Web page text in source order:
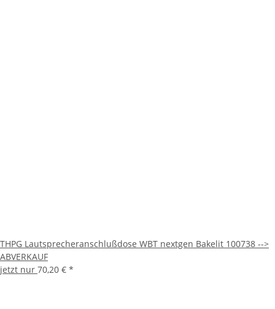
THPG Lautsprecheranschlußdose WBT nextgen Bakelit 100738 -->
ABVERKAUF
jetzt nur 70,20 € *